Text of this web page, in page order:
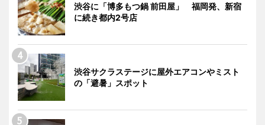
渋谷に「博多もつ鍋 前田屋」 福岡発、新宿
に続き都内2号店
渋谷サクラステージに屋外エアコンやミスト
の「避暑」スポット